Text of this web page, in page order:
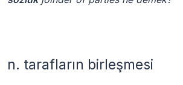
n. tarafların birleşmesi